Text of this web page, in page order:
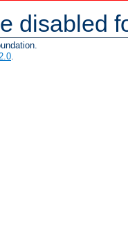
disabled